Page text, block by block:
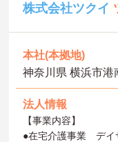
株式会社ツクイ
本社(本拠地)
神奈川県 横浜市港
法人情報
【事業内容】
●在宅介護事業 デ